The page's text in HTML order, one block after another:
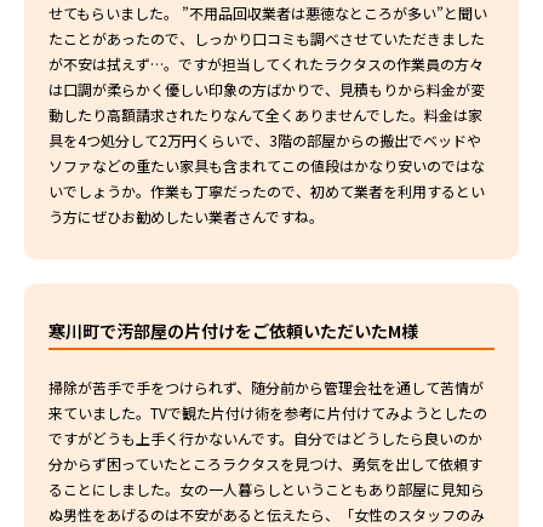
せてもらいました。 ”不用品回収業者は悪徳なところが多い”と聞い
たことがあったので、しっかり口コミも調べさせていただきました
が不安は拭えず…。ですが担当してくれたラクタスの作業員の方々
は口調が柔らかく優しい印象の方ばかりで、見積もりから料金が変
動したり高額請求されたりなんて全くありませんでした。料金は家
具を4つ処分して2万円くらいで、3階の部屋からの搬出でベッドや
ソファなどの重たい家具も含まれてこの値段はかなり安いのではな
いでしょうか。作業も丁寧だったので、初めて業者を利用するとい
う方にぜひお勧めしたい業者さんですね。
寒川町で汚部屋の片付けをご依頼いただいたM様
掃除が苦手で手をつけられず、随分前から管理会社を通して苦情が
来ていました。TVで観た片付け術を参考に片付けてみようとしたの
ですがどうも上手く行かないんです。自分ではどうしたら良いのか
分からず困っていたところラクタスを見つけ、勇気を出して依頼す
ることにしました。女の一人暮らしということもあり部屋に見知ら
ぬ男性をあげるのは不安があると伝えたら、「女性のスタッフのみ